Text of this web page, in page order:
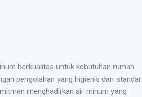
berkualitas untuk kebutuhan rumah
pengolahan yang higienis dan standar
menghadirkan air minum yang